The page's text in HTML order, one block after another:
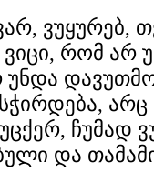
ვუყურებ,
ვიცი, რომ არ
უნდა
არც
ჩუმად
და